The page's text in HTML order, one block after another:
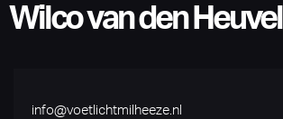
Wilco van den Heuvel
info@voetlichtmilheeze.nl